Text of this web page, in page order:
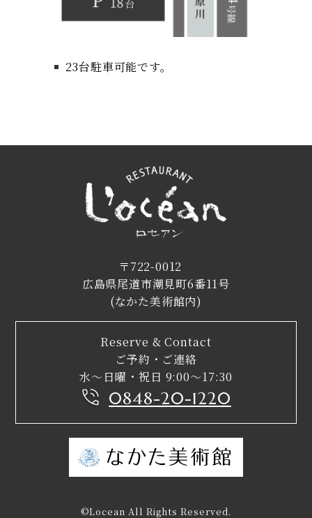
23台駐車可能です。
〒722-0012
広島県尾道市潮見町6番11号
(なかた美術館内)
Reserve & Contact
ご予約・ご連絡
水〜日曜・祝日 9:00〜17:30
0848-20-1220
©Locean All Rights Reserved.